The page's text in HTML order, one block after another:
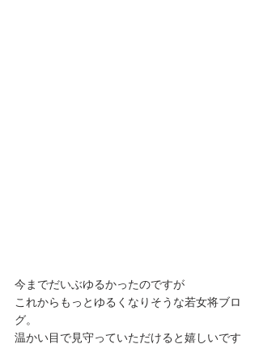
今までだいぶゆるかったのですが
これからもっとゆるくなりそうな若女将ブロ
グ。
温かい目で見守っていただけると嬉しいです